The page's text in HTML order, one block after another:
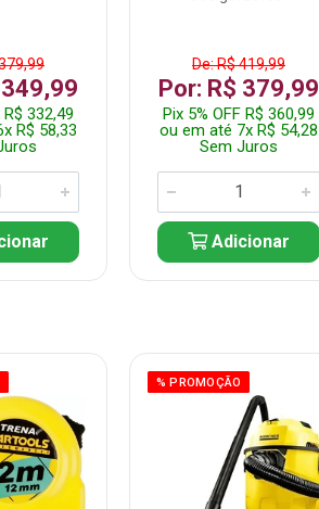
R$ 332,49
R$ 58,33
De: R$ 419,99
Por: R$ 379,99
Pix 5% OFF R$ 360,99
ou em até 7x R$ 54,28
Sem Juros
Adicionar
% PROMOÇÃO